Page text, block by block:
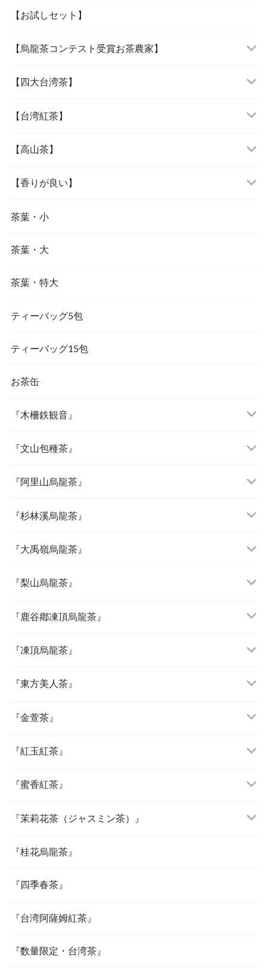
「当店人気の四種」
「女性に人気の三種」
【お試しセット】
【烏龍茶コンテスト受賞お茶農家】
『阿里山烏龍茶』
『杉林溪烏龍茶』
『大禹嶺烏龍茶』
『梨山烏龍茶』
『鹿谷鄕凍頂烏龍茶』
【四大台湾茶】
『木柵鉄観音』
『文山包種茶』
『凍頂烏龍茶』
『東方美人茶』
【台湾紅茶】
『紅玉紅茶』
『蜜香紅茶』
【高山茶】
『阿里山烏龍茶』
『杉林溪烏龍茶』
『大禹嶺烏龍茶』
『梨山烏龍茶』
【香りが良い】
『文山包種茶』
『東方美人茶』
『金萱茶』
『茉莉花茶（ジャスミン茶）』
茶葉・小
茶葉・大
茶葉・特大
ティーバッグ5包
ティーバッグ15包
お茶缶
『木柵鉄観音』
『文山包種茶』
『阿里山烏龍茶』
『杉林溪烏龍茶』
『大禹嶺烏龍茶』
『梨山烏龍茶』
『鹿谷鄕凍頂烏龍茶』
『凍頂烏龍茶』
『東方美人茶』
『金萱茶』
『紅玉紅茶』
『蜜香紅茶』
『茉莉花茶（ジャスミン茶）』
『桂花烏龍茶』
『四季春茶』
『台湾阿薩姆紅茶』
『数量限定・台湾茶』